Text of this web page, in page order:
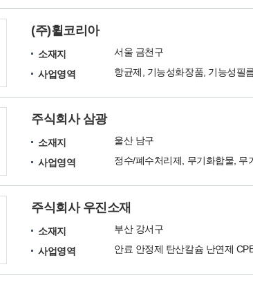
(주)휠코리아
소재지
서울 금천구
사업영역
주식회사 삼광
소재지
울산 남구
사업영역
주식회사 우진소재
소재지
부산 강서구
사업영역